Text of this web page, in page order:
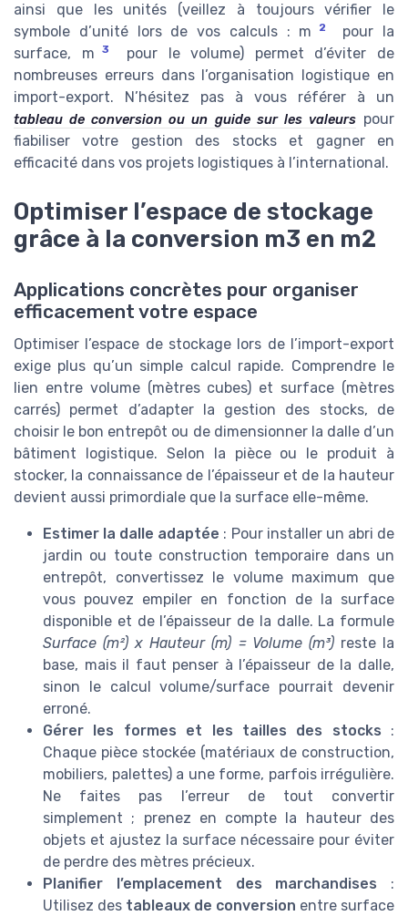
ainsi que les unités (veillez à toujours vérifier le
symbole d’unité lors de vos calculs : m
2
pour la
surface, m
3
pour le volume) permet d’éviter de
nombreuses erreurs dans l’organisation logistique en
import-export. N’hésitez pas à vous référer à un
tableau de conversion ou un guide sur les valeurspour
fiabiliser votre gestion des stocks et gagner en
efficacité dans vos projets logistiques à l’international.
Optimiser l’espace de stockage
grâce à la conversion m3 en m2
Applications concrètes pour organiser
efficacement votre espace
Optimiser l’espace de stockage lors de l’import-export
exige plus qu’un simple calcul rapide. Comprendre le
lien entre volume (mètres cubes) et surface (mètres
carrés) permet d’adapter la gestion des stocks, de
choisir le bon entrepôt ou de dimensionner la dalle d’un
bâtiment logistique. Selon la pièce ou le produit à
stocker, la connaissance de l’épaisseur et de la hauteur
devient aussi primordiale que la surface elle-même.
Estimer la dalle adaptée : Pour installer un abri de
jardin ou toute construction temporaire dans un
entrepôt, convertissez le volume maximum que
vous pouvez empiler en fonction de la surface
disponible et de l’épaisseur de la dalle. La formule
Surface (m²) x Hauteur (m) = Volume (m³)reste la
base, mais il faut penser à l’épaisseur de la dalle,
sinon le calcul volume/surface pourrait devenir
erroné.
Gérer les formes et les tailles des stocks :
Chaque pièce stockée (matériaux de construction,
mobiliers, palettes) a une forme, parfois irrégulière.
Ne faites pas l’erreur de tout convertir
simplement ; prenez en compte la hauteur des
objets et ajustez la surface nécessaire pour éviter
de perdre des mètres précieux.
Planifier l’emplacement des marchandises :
Utilisez des tableaux de conversion entre surface